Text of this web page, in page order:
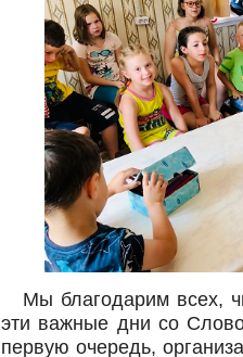
Мы благодарим всех,
эти важные дни со
первую очередь,